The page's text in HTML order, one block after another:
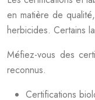
en matière de
herbicides. Certains
Méfiez-vous des
reconnus.
Certifications